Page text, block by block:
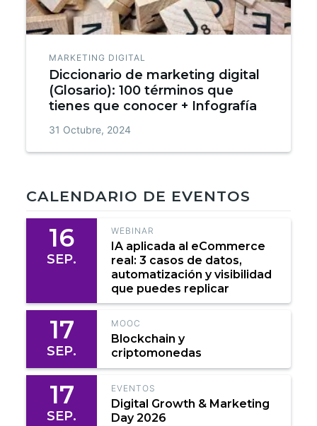
MARKETING DIGITAL
Diccionario de marketing digital
(Glosario): 100 términos que
tienes que conocer + Infografía
31 Octubre, 2024
CALENDARIO DE EVENTOS
16
SEP.
WEBINAR
IA aplicada al eCommerce
real: 3 casos de datos,
automatización y visibilidad
que puedes replicar
17
SEP.
MOOC
Blockchain y
criptomonedas
17
SEP.
EVENTOS
Digital Growth & Marketing
Day 2026